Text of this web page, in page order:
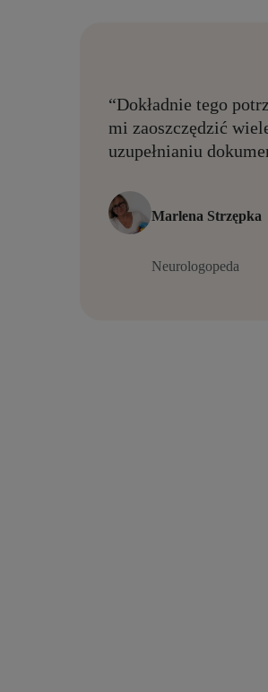
“Dokładnie tego
mi zaoszczędzić
uzupełnianiu
Marlena Strzępka
Neurologopeda